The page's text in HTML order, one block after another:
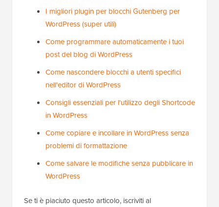
I migliori plugin per blocchi Gutenberg per
WordPress (super utili)
Come programmare automaticamente i tuoi
post del blog di WordPress
Come nascondere blocchi a utenti specifici
nell'editor di WordPress
Consigli essenziali per l'utilizzo degli Shortcode
in WordPress
Come copiare e incollare in WordPress senza
problemi di formattazione
Come salvare le modifiche senza pubblicare in
WordPress
Se ti è piaciuto questo articolo, iscriviti al